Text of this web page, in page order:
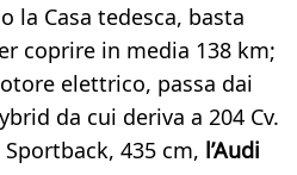
la Casa tedesca, basta
coprire in media 138 km;
elettrico, passa dai
da cui deriva a 204 Cv.
Sportback, 435 cm, l’Audi